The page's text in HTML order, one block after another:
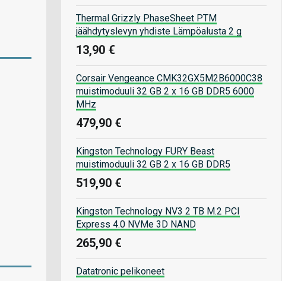
Thermal Grizzly PhaseSheet PTM
jäähdytyslevyn yhdiste Lämpöalusta 2 g
13,90 €
Corsair Vengeance CMK32GX5M2B6000C38
muistimoduuli 32 GB 2 x 16 GB DDR5 6000
MHz
479,90 €
Kingston Technology FURY Beast
muistimoduuli 32 GB 2 x 16 GB DDR5
519,90 €
Kingston Technology NV3 2 TB M.2 PCI
Express 4.0 NVMe 3D NAND
265,90 €
Datatronic pelikoneet